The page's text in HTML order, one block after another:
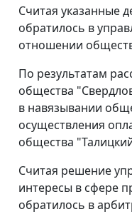
Считая указанные
обратилось в
отношении
По результатам
общества
в навязывании
осуществления
общества
Считая решение
интересы в сфере
обратилось в